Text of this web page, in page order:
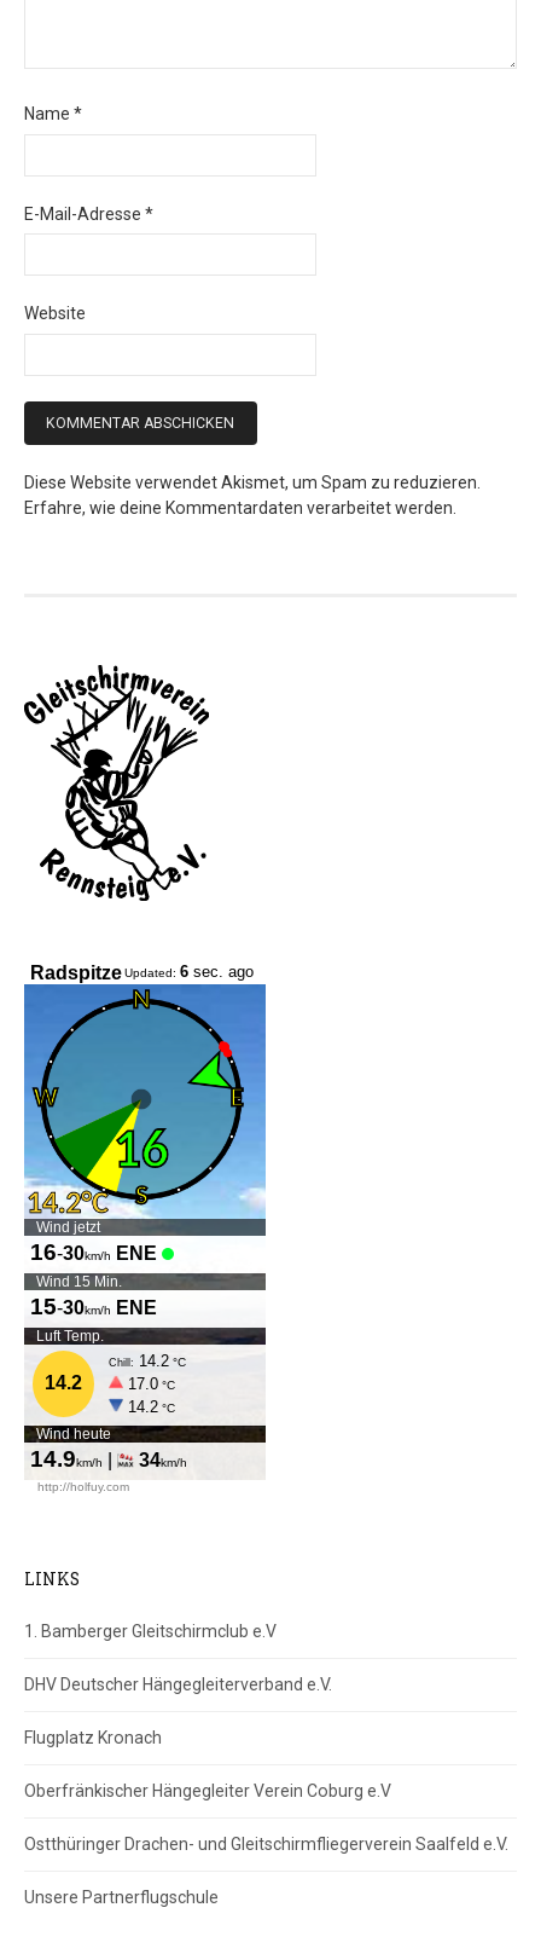
Name *
E-Mail-Adresse *
Website
Diese Website verwendet Akismet, um Spam zu reduzieren.
Erfahre, wie deine Kommentardaten verarbeitet werden.
LINKS
1. Bamberger Gleitschirmclub e.V
DHV Deutscher Hängegleiterverband e.V.
Flugplatz Kronach
Oberfränkischer Hängegleiter Verein Coburg e.V
Ostthüringer Drachen- und Gleitschirmfliegerverein Saalfeld e.V.
Unsere Partnerflugschule